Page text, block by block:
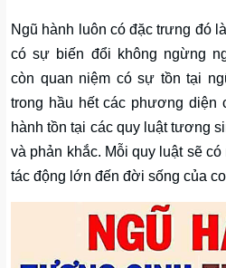
Ngũ hành luôn có đặc trưng đó
có sự biến đổi không ngừng
còn quan niệm có sự tồn tại
trong hầu hết các phương diện
hành tồn tại các quy luật tương
và phản khắc. Mỗi quy luật sẽ
tác động lớn đến đời sống của